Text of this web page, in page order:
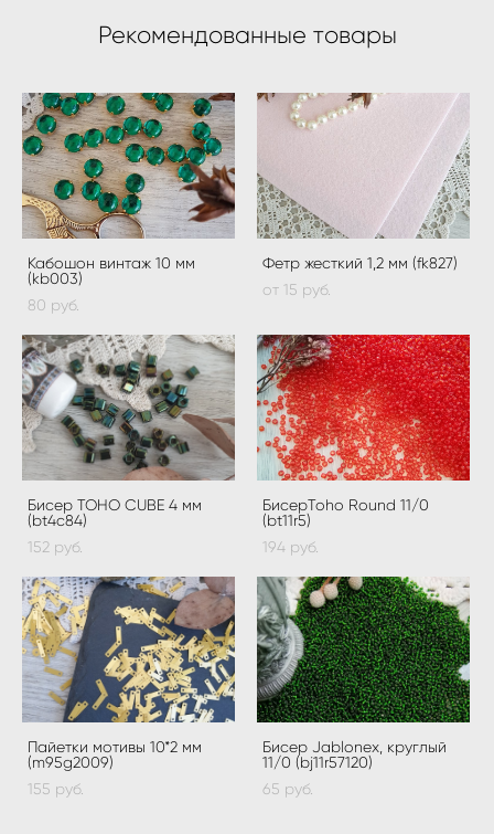
Рекомендованные товары
Кабошон винтаж 10 мм
(kb003)
80 pуб.
Фетр жесткий 1,2 мм (fk827)
от 15 pуб.
Бисер TOHO CUBE 4 мм
(bt4c84)
152 pуб.
БисерToho Round 11/0
(bt11r5)
194 pуб.
Пайетки мотивы 10*2 мм
(m95g2009)
155 pуб.
Бисер Jablonex, круглый
11/0 (bj11r57120)
65 pуб.